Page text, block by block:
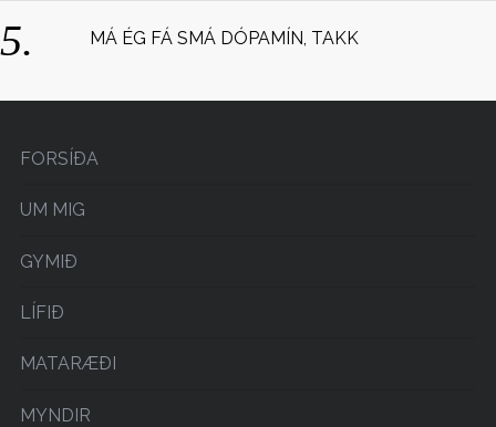
MÁ ÉG FÁ SMÁ DÓPAMÍN, TAKK
FORSÍÐA
UM MIG
GYMIÐ
LÍFIÐ
MATARÆÐI
MYNDIR